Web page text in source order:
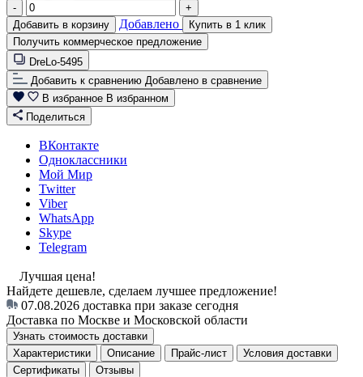
-
+
Добавить в корзину
Добавлено
Купить в 1 клик
Получить коммерческое предложение
DreLo-5495
Добавить к сравнению Добавлено в сравнение
В избранное В избранном
Поделиться
ВКонтакте
Одноклассники
Мой Мир
Twitter
Viber
WhatsApp
Skype
Telegram
Лучшая цена!
Найдете дешевле, сделаем лучшее предложение!
07.08.2026 доставка при заказе сегодня
Доставка по Москве и Московской области
Узнать стоимость доставки
Характеристики
Описание Прайс-лист
Условия доставки
Сертификаты
Отзывы